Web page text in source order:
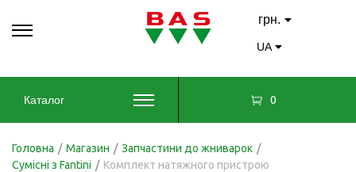
грн.
UA
Каталог 0
Головна / Магазин / Запчастини до жниварок /
Сумісні з Fantini / Комплект натяжного пристрою